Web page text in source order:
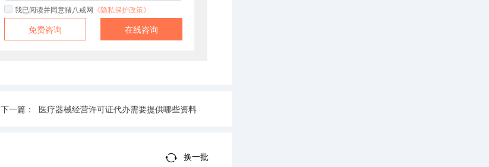
我已阅读并同意猪八戒网 《隐私保护政策》
免费咨询 在线咨询
下一篇： 医疗器械经营许可证代办需要提供哪些资料
换一批